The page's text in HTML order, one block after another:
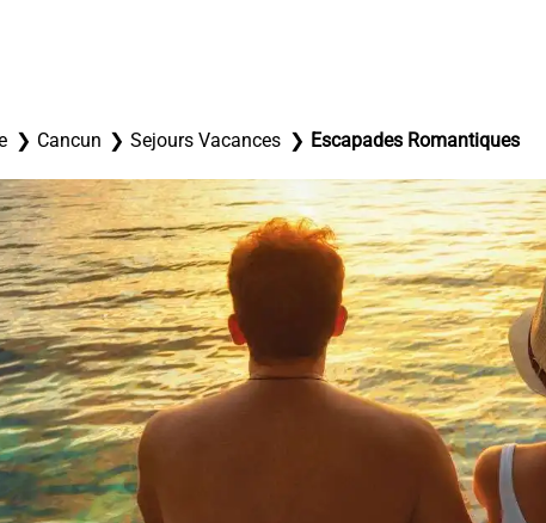
Cancun Sejours Vacances Escapades Romantiques